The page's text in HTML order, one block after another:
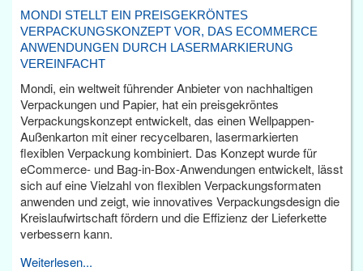
MONDI STELLT EIN PREISGEKRÖNTES
VERPACKUNGSKONZEPT VOR, DAS ECOMMERCE
ANWENDUNGEN DURCH LASERMARKIERUNG
VEREINFACHT
Mondi, ein weltweit führender Anbieter von nachhaltigen
Verpackungen und Papier, hat ein preisgekröntes
Verpackungskonzept entwickelt, das einen Wellpappen-
Außenkarton mit einer recycelbaren, lasermarkierten
flexiblen Verpackung kombiniert. Das Konzept wurde für
eCommerce- und Bag-in-Box-Anwendungen entwickelt, lässt
sich auf eine Vielzahl von flexiblen Verpackungsformaten
anwenden und zeigt, wie innovatives Verpackungsdesign die
Kreislaufwirtschaft fördern und die Effizienz der Lieferkette
verbessern kann.
Weiterlesen...